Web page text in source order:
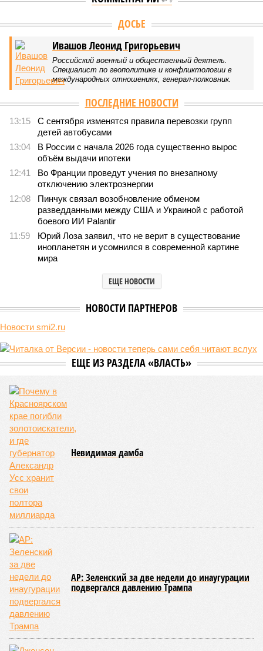
Версия //Общество //Земля уже не раз показывала человечеству свой
крутой нрав – когда покажет снова?
Земля уже не раз показывала человечеству свой крутой
нрав – когда покажет снова?
Последние времена
Земля уже не раз показывала человечеству свой крутой нрав – когда
покажет снова? (фото: АР-ТАСС)
Природа постоянно вступает в противоречие с нами. Ведь пока
она стремится всё на планете держать в балансе, человечество
не особенно церемонится с окружающей средой. Самые
массовые катастрофы в прошлом – какими они были? Какие
ждут нас со дня на день и чем грозят?
Стивена Кинга, в котором описывались
последствия очередного апокалипсиса, искусственно
этой мерзости». В реальной жизни участия пытливых
понадобиться: природа сама разберётся, как и где
уменьшить масштабы человеческой популяции.
Да, наша любимая маленькая планета может быть
единственной, где в пределах Солнечной системы есть
полноценная жизнь, но Земля также регулярно пытается
эту жизнь уничтожить. Так уж вышло, что внутренние
процессы на планете включают в себя всевозможные
геологические, метеорологические и физические явления,
которые для человека довольно опасны. Или попросту
смертельны. И вот несколько тому примеров.
Все стихии сразу
Около 100 лет назад в Поднебесной приключилось то, что
у нас назвали бы тридцатью тремя несчастьями. Страну
последовательно поразили: многолетняя засуха, страшный
паводок, невероятные ливни. Несколько миллионов
человек не пережили этот разгул стихий. Вот что тогда
приключилось.
Зима 1931 года выдалась в Китае чрезвычайно
количество – казалось бы, хороший знак после периода